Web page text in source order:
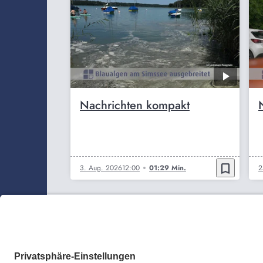
Nachrichten kompakt
3. Aug. 202612:00 01:29 Min. bookmark_border